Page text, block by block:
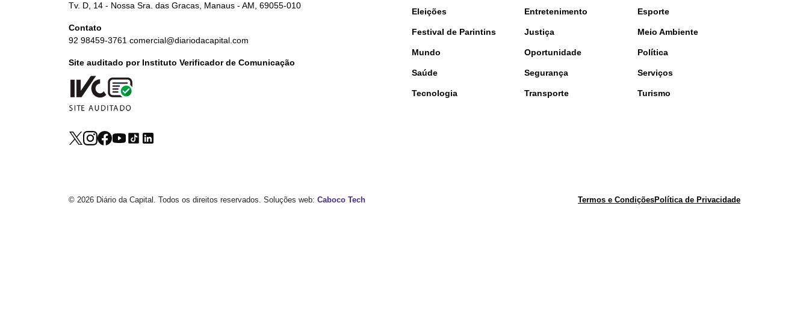
Tv. D, 14 - Nossa Sra. das Gracas, Manaus - AM, 69055-010
Contato
92 98459-3761 comercial@diariodacapital.com
Site auditado por Instituto Verificador de Comunicação
Eleições Entretenimento Esporte
Festival de Parintins Justiça Meio Ambiente
Mundo Oportunidade Política
Saúde Segurança Serviços
Tecnologia Transporte Turismo
© 2026 Diário da Capital. Todos os direitos reservados. Soluções web: Caboco Tech Termos e CondiçõesPolítica de Privacidade